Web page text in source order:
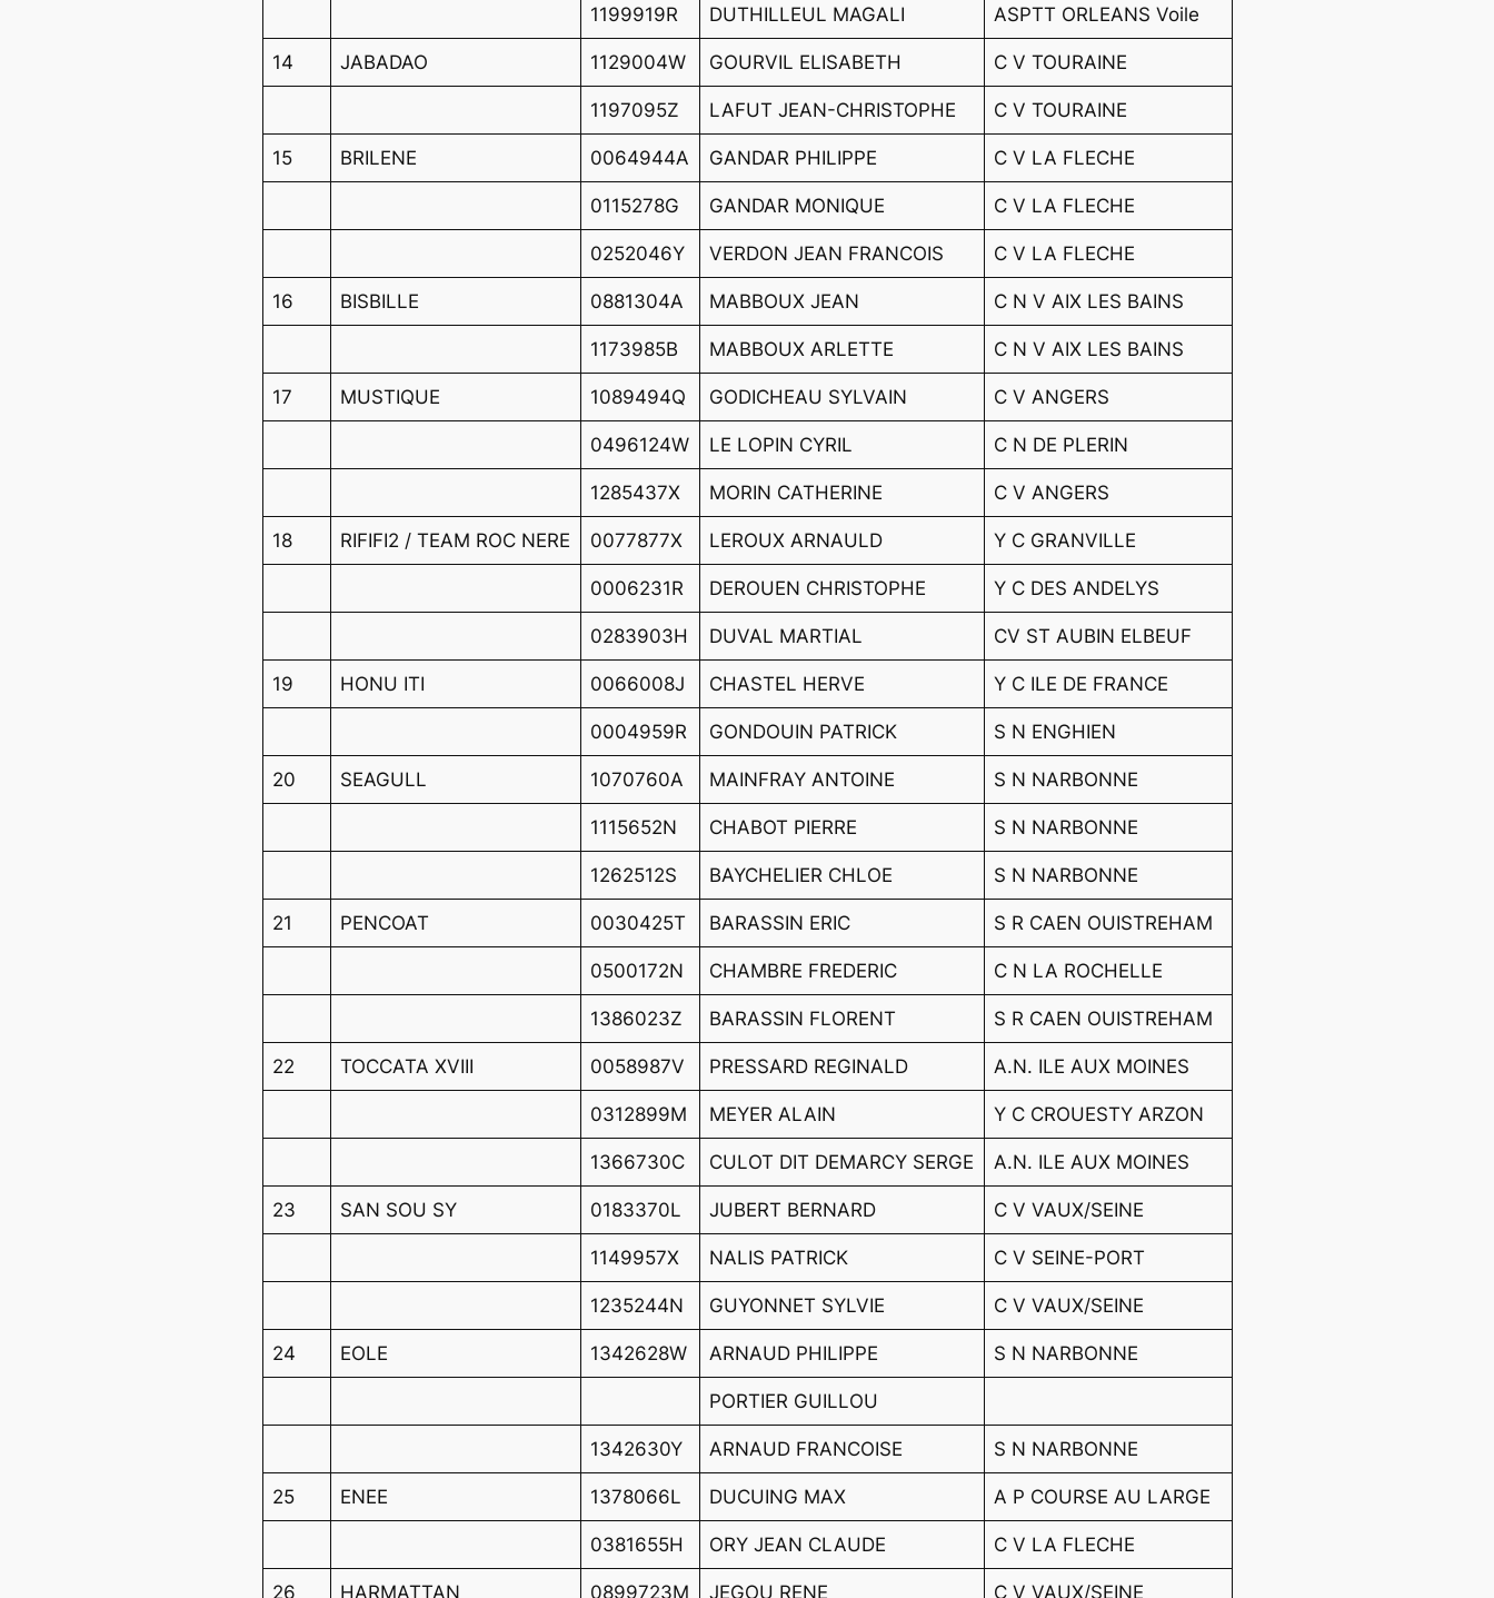
1199919R DUTHILLEUL MAGALI ASPTT ORLEANS Voile
14 JABADAO 1129004W GOURVIL ELISABETH C V TOURAINE
1197095Z LAFUT JEAN-CHRISTOPHE C V TOURAINE
15 BRILENE 0064944A GANDAR PHILIPPE C V LA FLECHE
0115278G GANDAR MONIQUE C V LA FLECHE
0252046Y VERDON JEAN FRANCOIS C V LA FLECHE
16 BISBILLE 0881304A MABBOUX JEAN C N V AIX LES BAINS
1173985B MABBOUX ARLETTE C N V AIX LES BAINS
17 MUSTIQUE 1089494Q GODICHEAU SYLVAIN C V ANGERS
0496124W LE LOPIN CYRIL C N DE PLERIN
1285437X MORIN CATHERINE C V ANGERS
18 RIFIFI2 / TEAM ROC NERE 0077877X LEROUX ARNAULD Y C GRANVILLE
0006231R DEROUEN CHRISTOPHE Y C DES ANDELYS
0283903H DUVAL MARTIAL CV ST AUBIN ELBEUF
19 HONU ITI 0066008J CHASTEL HERVE Y C ILE DE FRANCE
0004959R GONDOUIN PATRICK S N ENGHIEN
20 SEAGULL 1070760A MAINFRAY ANTOINE S N NARBONNE
1115652N CHABOT PIERRE S N NARBONNE
1262512S BAYCHELIER CHLOE S N NARBONNE
21 PENCOAT 0030425T BARASSIN ERIC S R CAEN OUISTREHAM
0500172N CHAMBRE FREDERIC C N LA ROCHELLE
1386023Z BARASSIN FLORENT S R CAEN OUISTREHAM
22 TOCCATA XVIII 0058987V PRESSARD REGINALD A.N. ILE AUX MOINES
0312899M MEYER ALAIN Y C CROUESTY ARZON
1366730C CULOT DIT DEMARCY SERGE A.N. ILE AUX MOINES
23 SAN SOU SY 0183370L JUBERT BERNARD C V VAUX/SEINE
1149957X NALIS PATRICK C V SEINE-PORT
1235244N GUYONNET SYLVIE C V VAUX/SEINE
24 EOLE 1342628W ARNAUD PHILIPPE S N NARBONNE
PORTIER GUILLOU
1342630Y ARNAUD FRANCOISE S N NARBONNE
25 ENEE 1378066L DUCUING MAX A P COURSE AU LARGE
0381655H ORY JEAN CLAUDE C V LA FLECHE
26 HARMATTAN 0899723M JEGOU RENE C V VAUX/SEINE